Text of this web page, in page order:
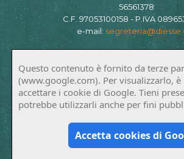
56561378
C.F. 97053100158 - P.IVA
e-mail:
Questo contenuto è fornito da terze
(www.google.com). Per visualizzarlo, è
accettare i cookie di Google. Tieni
potrebbe utilizzarli anche per fini
Accetta cookies di